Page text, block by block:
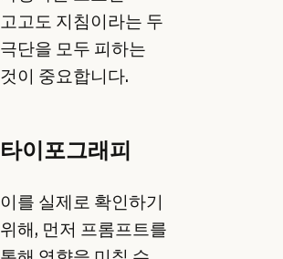
고고도 지침이라는 두
극단을 모두 피하는
것이 중요합니다.
타이포그래피
이를 실제로 확인하기
위해, 먼저 프롬프트를